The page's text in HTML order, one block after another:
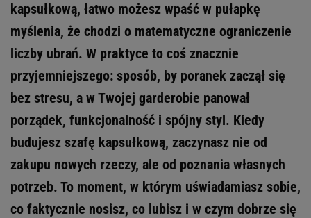
kapsułkową, łatwo możesz wpaść w pułapkę
myślenia, że chodzi o matematyczne ograniczenie
liczby ubrań. W praktyce to coś znacznie
przyjemniejszego: sposób, by poranek zaczął się
bez stresu, a w Twojej garderobie panował
porządek, funkcjonalność i spójny styl. Kiedy
budujesz szafę kapsułkową, zaczynasz nie od
zakupu nowych rzeczy, ale od poznania własnych
potrzeb. To moment, w którym uświadamiasz sobie,
co faktycznie nosisz, co lubisz i w czym dobrze się